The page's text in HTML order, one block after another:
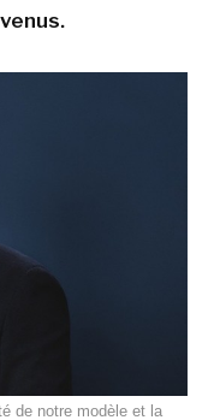
de notre modèle et la